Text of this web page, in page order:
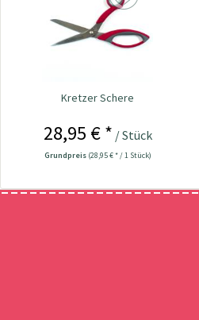
Kretzer Schere
28,95 € * / Stück
Grundpreis (28,95 € * / 1 Stück)